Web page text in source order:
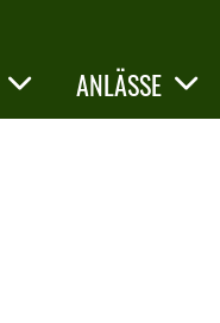
ANLÄSSE